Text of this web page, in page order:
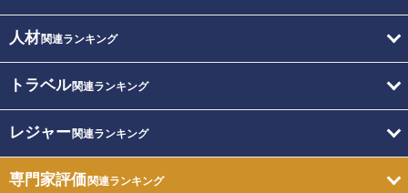
人材関連ランキング
トラベル関連ランキング
レジャー関連ランキング
専門家評価関連ランキング